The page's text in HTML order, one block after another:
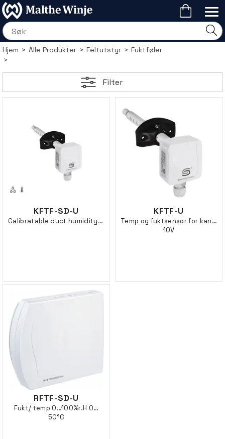
Hjem>Alle Produkter>Feltutstyr>Fuktføler
>
Filter
KFTF-SD-U
Calibratable duct humidity-/ temp sensor
KFTF-U
Temp og fuktsensor for kanal,
10V
RFTF-SD-U
Fukt/ temp 0…100%r.H 0…
50°C